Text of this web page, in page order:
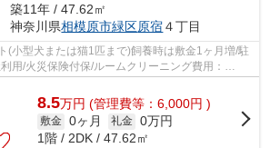
築11年 / 47.62㎡
神奈川県相模原市緑区原宿４丁目
(小型犬または猫1匹まで)飼養時は敷金1ヶ月増/駐
用/火災保険付保/ルームクリーニング費用：
貸主より配給
8.5万円 (管理費等：6,000円 )
敷金 0ヶ月 礼金 0万円
1階 / 2DK / 47.62㎡